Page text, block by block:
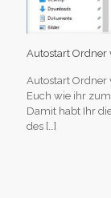
Autostart Ordner
Autostart Ordner
Euch wie ihr
Damit habt Ihr
des […]